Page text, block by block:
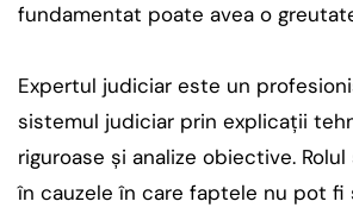
fundamentat poate avea o
Expertul judiciar este un
sistemul judiciar prin explicații
riguroase și analize obiective.
în cauzele în care faptele nu pot